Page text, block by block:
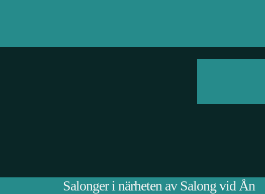
Salonger i närheten av Salong vid Ån